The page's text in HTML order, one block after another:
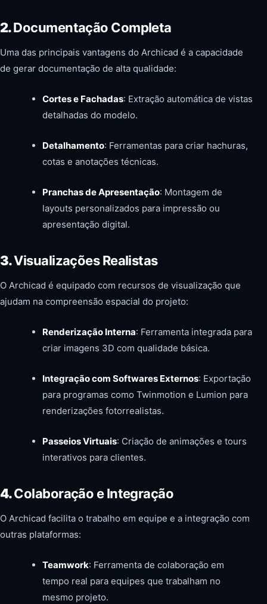
2.Documentação Completa
Uma das principais vantagens do Archicad é a capacidade
de gerar documentação de alta qualidade:
Cortes e Fachadas: Extração automática de vistas
detalhadas do modelo.
Detalhamento: Ferramentas para criar hachuras,
cotas e anotações técnicas.
Pranchas de Apresentação: Montagem de
layouts personalizados para impressão ou
apresentação digital.
3.Visualizações Realistas
O Archicad é equipado com recursos de visualização que
ajudam na compreensão espacial do projeto:
Renderização Interna: Ferramenta integrada para
criar imagens 3D com qualidade básica.
Integração com Softwares Externos: Exportação
para programas como Twinmotion e Lumion para
renderizações fotorrealistas.
Passeios Virtuais: Criação de animações e tours
interativos para clientes.
4.Colaboração e Integração
O Archicad facilita o trabalho em equipe e a integração com
outras plataformas:
Teamwork: Ferramenta de colaboração em
tempo real para equipes que trabalham no
mesmo projeto.